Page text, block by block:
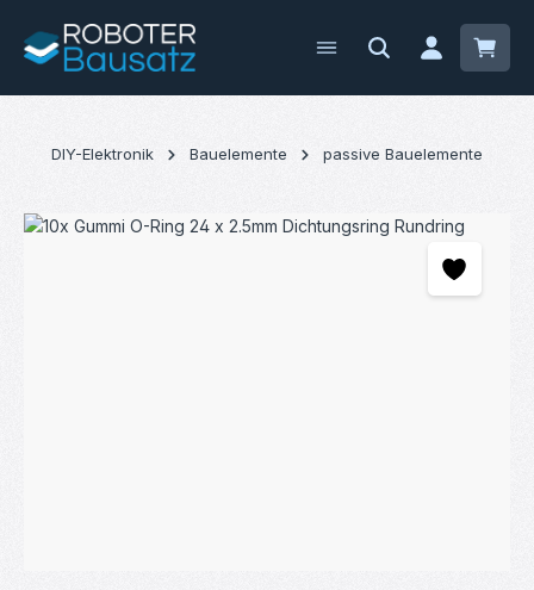
Zum Hauptinhalt springen
DIY-Elektronik Bauelemente passive Bauelemente
Bildergalerie überspringen